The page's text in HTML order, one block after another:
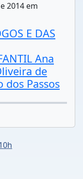
2014 em
E DAS
Ana
de
dos Passos